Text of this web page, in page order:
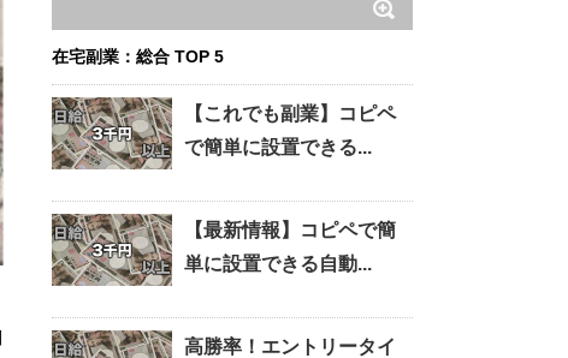
在宅副業：総合 TOP 5
【これでも副業】コピペ
で簡単に設置できる...
【最新情報】コピペで簡
単に設置できる自動...
高勝率！エントリータイ